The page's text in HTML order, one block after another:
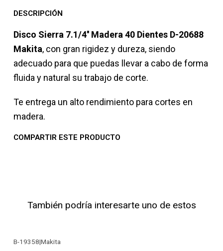
DESCRIPCIÓN
Disco Sierra 7.1/4'' Madera 40 Dientes D-20688
Makita, con gran rigidez y dureza, siendo
adecuado para que puedas llevar a cabo de forma
fluida y natural su trabajo de corte.
Te entrega un alto rendimiento para cortes en
madera.
COMPARTIR ESTE PRODUCTO
También podría interesarte uno de estos
B-19358|Makita